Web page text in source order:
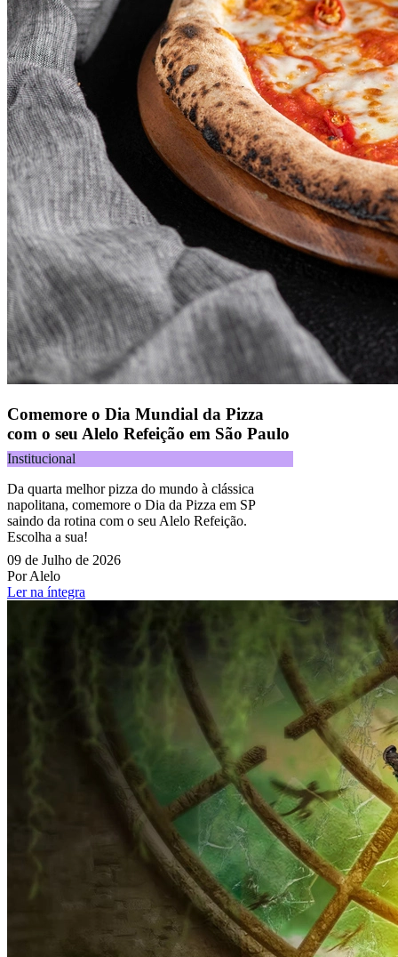
Comemore o Dia Mundial da Pizza
com o seu Alelo Refeição em São Paulo
Institucional
Da quarta melhor pizza do mundo à clássica
napolitana, comemore o Dia da Pizza em SP
saindo da rotina com o seu Alelo Refeição.
Escolha a sua!
09 de Julho de 2026
Por Alelo
Ler na íntegra